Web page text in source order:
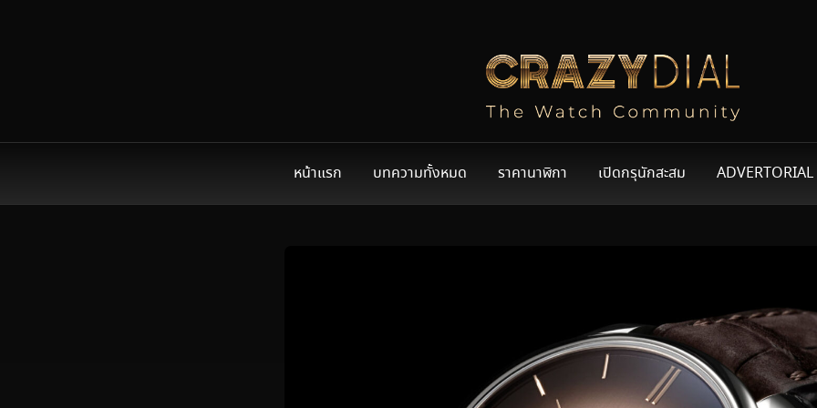
หน้าแรก บทความทั้งหมด ราคานาฬิกา เปิดกรุนักสะสม ADVERTORIAL